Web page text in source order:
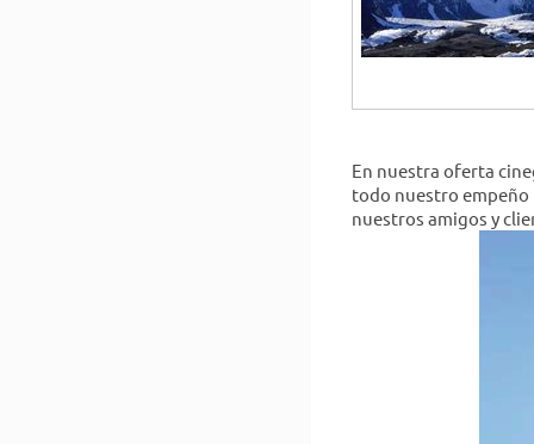
En nuestra oferta
todo nuestro empeño
nuestros amigos y